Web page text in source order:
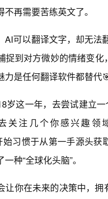
再需要苦练英文了。
可以翻译文字，却无法
捉到对方微妙的情绪变
是任何翻译软件都替代
岁这一年，去尝试建立
关注几个你感兴趣领
习惯于从第一手源头获
种“全球化头脑”。
让你在未来的决策中，